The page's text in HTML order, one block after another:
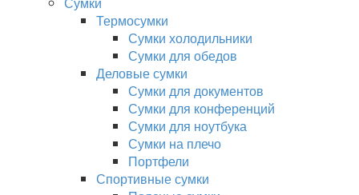
Термосумки
Сумки холодильники
Сумки для обедов
Деловые сумки
Сумки для документов
Сумки для конференций
Сумки для ноутбука
Сумки на плечо
Портфели
Спортивные сумки